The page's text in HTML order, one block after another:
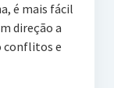
é mais fácil
direção a
conflitos e